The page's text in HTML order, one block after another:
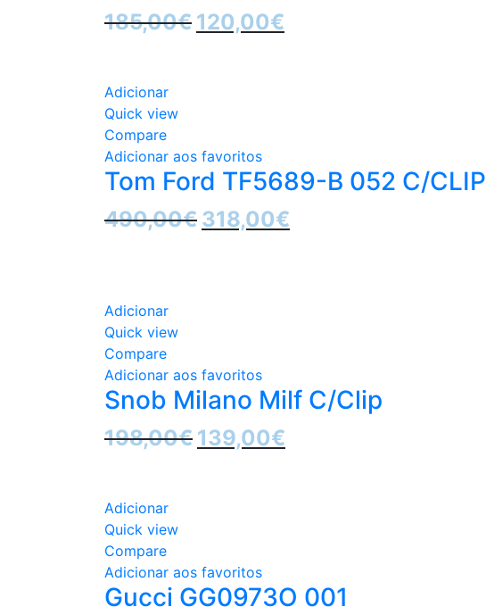
185,00€ O
preço
120,00€
preço
Adicionar
Quick view
Compare
Adicionar aos favoritos
Tom Ford TF5689-B 052 C/CLIP
490,00€ O
preço
318,00€
preço
Adicionar
Quick view
Compare
Adicionar aos favoritos
Snob Milano Milf C/Clip
198,00€ O
preço
139,00€
preço
Adicionar
Quick view
Compare
Adicionar aos favoritos
Gucci GG0973O 001